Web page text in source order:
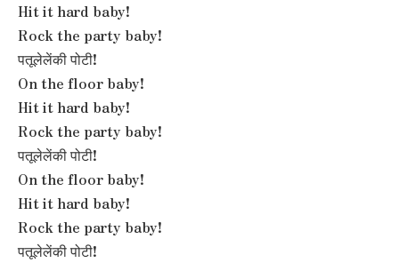
Hit it hard baby!
Rock the party baby!
पतूलेलेंकी पोटी!
On the floor baby!
Hit it hard baby!
Rock the party baby!
पतूलेलेंकी पोटी!
On the floor baby!
Hit it hard baby!
Rock the party baby!
पतूलेलेंकी पोटी!